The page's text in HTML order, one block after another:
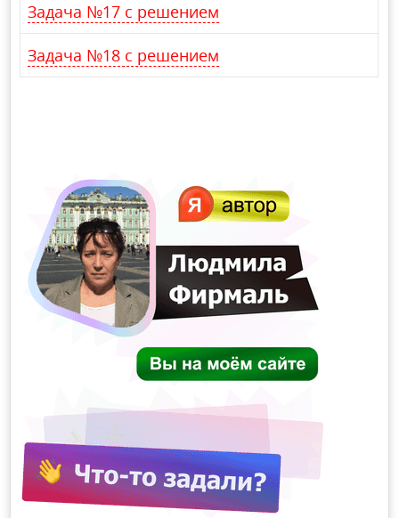
Задача №17 с решением
Задача №18 с решением